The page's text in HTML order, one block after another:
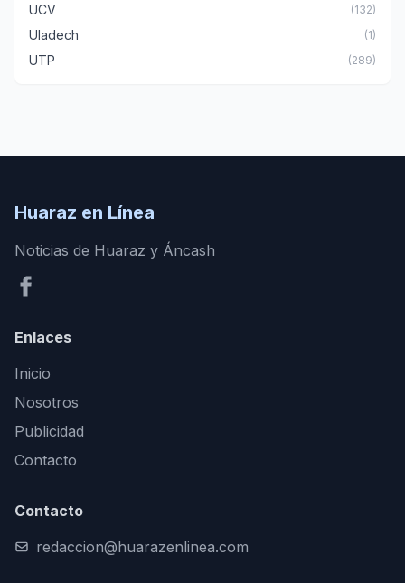
UCV (132)
Uladech (1)
UTP (289)
Huaraz en Línea
Noticias de Huaraz y Áncash
Enlaces
Inicio
Nosotros
Publicidad
Contacto
Contacto
redaccion@huarazenlinea.com